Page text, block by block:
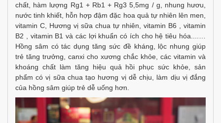
chất, hàm lượng Rg1 + Rb1 + Rg3 5,5mg / g, nhung hươu,
nước tinh khiết, hỗn hợp đậm đặc hoa quả tự nhiên lên men,
vitamin C, Hương vị sữa chua tự nhiên, vitamin B6 , vitamin
B2 , vitamin B1 và các lợi khuẩn có ích cho hệ tiêu hóa....…
Hồng sâm có tác dụng tăng sức đề kháng, lộc nhung giúp
trẻ tăng trưởng, canxi cho xương chắc khỏe, các vitamin và
khoáng chất làm tăng hiệu quả hồi phục sức khỏe, sản
phẩm có vị sữa chua tạo hương vị dễ chịu, làm dịu vị đắng
của hồng sâm giúp trẻ dễ uống hơn.